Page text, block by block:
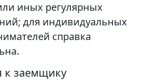
иных регулярных
для индивидуальных
справка
к заемщику